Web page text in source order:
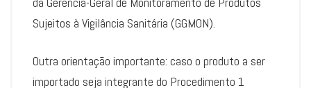
Sujeitos à Vigilância Sanitária (GGMON).
Outra orientação importante: caso o produto a ser
importado seja integrante do Procedimento 1